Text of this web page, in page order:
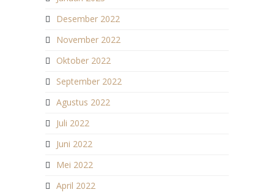
Desember 2022
November 2022
Oktober 2022
September 2022
Agustus 2022
Juli 2022
Juni 2022
Mei 2022
April 2022